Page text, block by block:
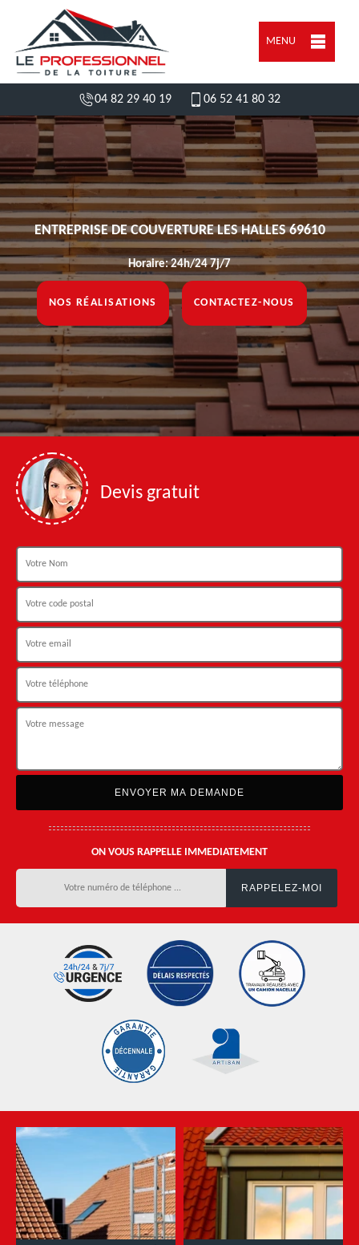
MENU
04 82 29 40 19 06 52 41 80 32
ENTREPRISE DE COUVERTURE LES HALLES 69610
Horaire: 24h/24 7j/7
NOS RÉALISATIONS CONTACTEZ-NOUS
Devis gratuit
ON VOUS RAPPELLE IMMEDIATEMENT